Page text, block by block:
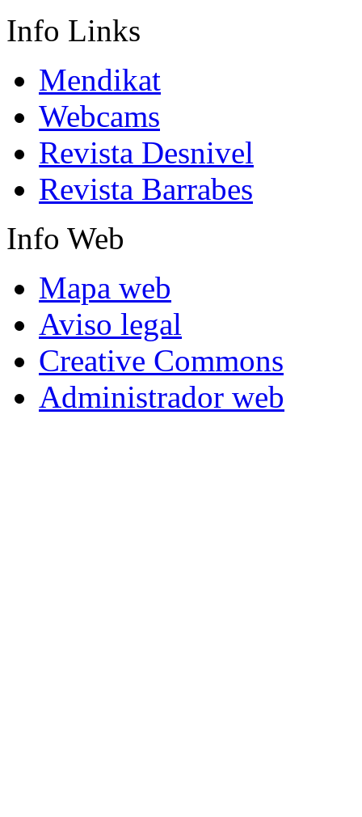
Info Links
Mendikat
Webcams
Revista Desnivel
Revista Barrabes
Info Web
Mapa web
Aviso legal
Creative Commons
Administrador web